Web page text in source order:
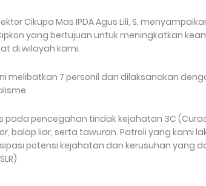
Cikupa Mas IPDA Agus Lili, S,
yang bertujuan untuk meningkatkan
di wilayah kami.
melibatkan 7 personil dan dilaksanakan
pada pencegahan tindak kejahatan 3C
balap liar, serta tawuran. Patroli yang kami
potensi kejahatan dan kerusuhan yang